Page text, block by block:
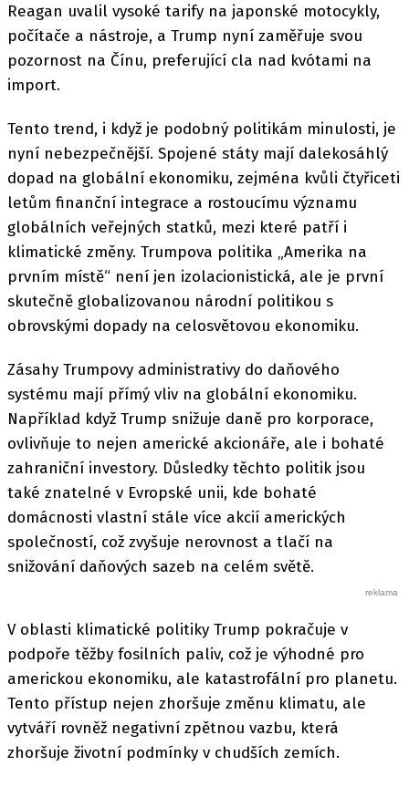
Reagan uvalil vysoké tarify na japonské motocykly,
počítače a nástroje, a Trump nyní zaměřuje svou
pozornost na Čínu, preferující cla nad kvótami na
import.
Tento trend, i když je podobný politikám minulosti, je
nyní nebezpečnější. Spojené státy mají dalekosáhlý
dopad na globální ekonomiku, zejména kvůli čtyřiceti
letům finanční integrace a rostoucímu významu
globálních veřejných statků, mezi které patří i
klimatické změny. Trumpova politika „Amerika na
prvním místě“ není jen izolacionistická, ale je první
skutečně globalizovanou národní politikou s
obrovskými dopady na celosvětovou ekonomiku.
Zásahy Trumpovy administrativy do daňového
systému mají přímý vliv na globální ekonomiku.
Například když Trump snižuje daně pro korporace,
ovlivňuje to nejen americké akcionáře, ale i bohaté
zahraniční investory. Důsledky těchto politik jsou
také znatelné v Evropské unii, kde bohaté
domácnosti vlastní stále více akcií amerických
společností, což zvyšuje nerovnost a tlačí na
snižování daňových sazeb na celém světě.
V oblasti klimatické politiky Trump pokračuje v
podpoře těžby fosilních paliv, což je výhodné pro
americkou ekonomiku, ale katastrofální pro planetu.
Tento přístup nejen zhoršuje změnu klimatu, ale
vytváří rovněž negativní zpětnou vazbu, která
zhoršuje životní podmínky v chudších zemích.